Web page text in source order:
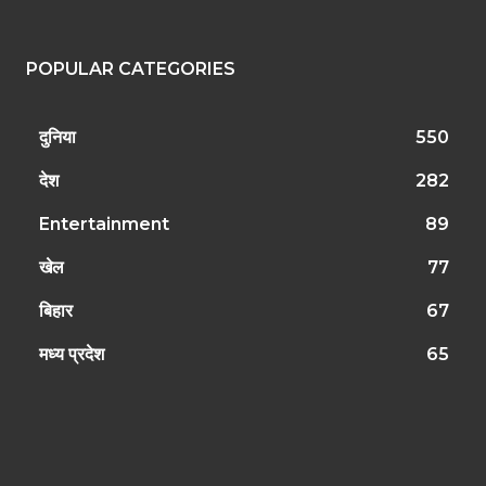
POPULAR CATEGORIES
दुनिया 550
देश 282
Entertainment 89
खेल 77
बिहार 67
मध्य प्रदेश 65